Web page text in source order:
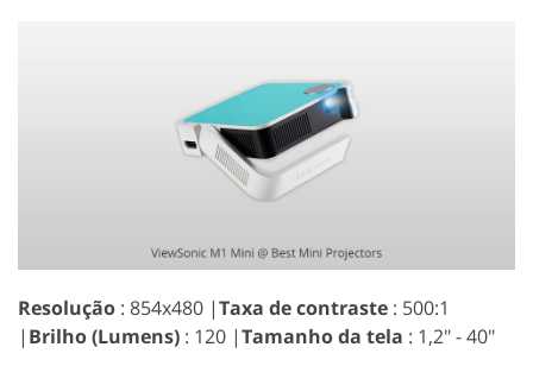
Resolução : 854x480 |Taxa de contraste : 500:1
| Brilho (Lumens) : 120 |Tamanho da tela : 1,2" - 40"